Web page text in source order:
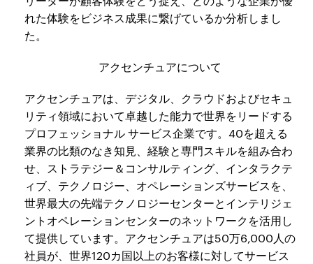
れた体験をビジネス成果に繋げているか分析しまし
た。
アクセンチュアについて
アクセンチュアは、デジタル、クラウドおよびセキュ
リティ領域において卓越した能力で世界をリードする
プロフェッショナル サービス企業です。40を超える
業界の比類のなき知見、経験と専門スキルを組み合わ
せ、ストラテジー＆コンサルティング、インタラクテ
ィブ、テクノロジー、オペレーションズサービスを、
世界最大の先端テクノロジーセンターとインテリジェ
ントオペレーションセンターのネットワークを活用し
て提供しています。アクセンチュアは50万6,000人の
社員が、世界120カ国以上のお客様に対してサービス